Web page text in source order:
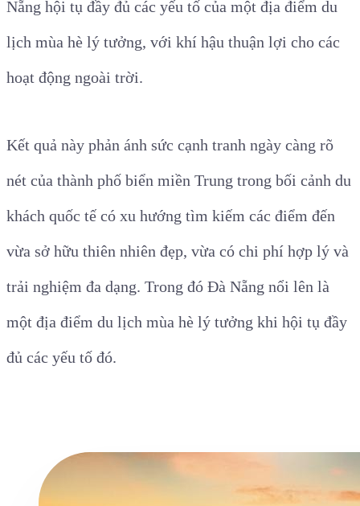
Nẵng hội tụ đầy đủ các yếu tố của một địa điểm du
lịch mùa hè lý tưởng, với khí hậu thuận lợi cho các
hoạt động ngoài trời.
Kết quả này phản ánh sức cạnh tranh ngày càng rõ
nét của thành phố biển miền Trung trong bối cảnh du
khách quốc tế có xu hướng tìm kiếm các điểm đến
vừa sở hữu thiên nhiên đẹp, vừa có chi phí hợp lý và
trải nghiệm đa dạng. Trong đó Đà Nẵng nổi lên là
một địa điểm du lịch mùa hè lý tưởng khi hội tụ đầy
đủ các yếu tố đó.